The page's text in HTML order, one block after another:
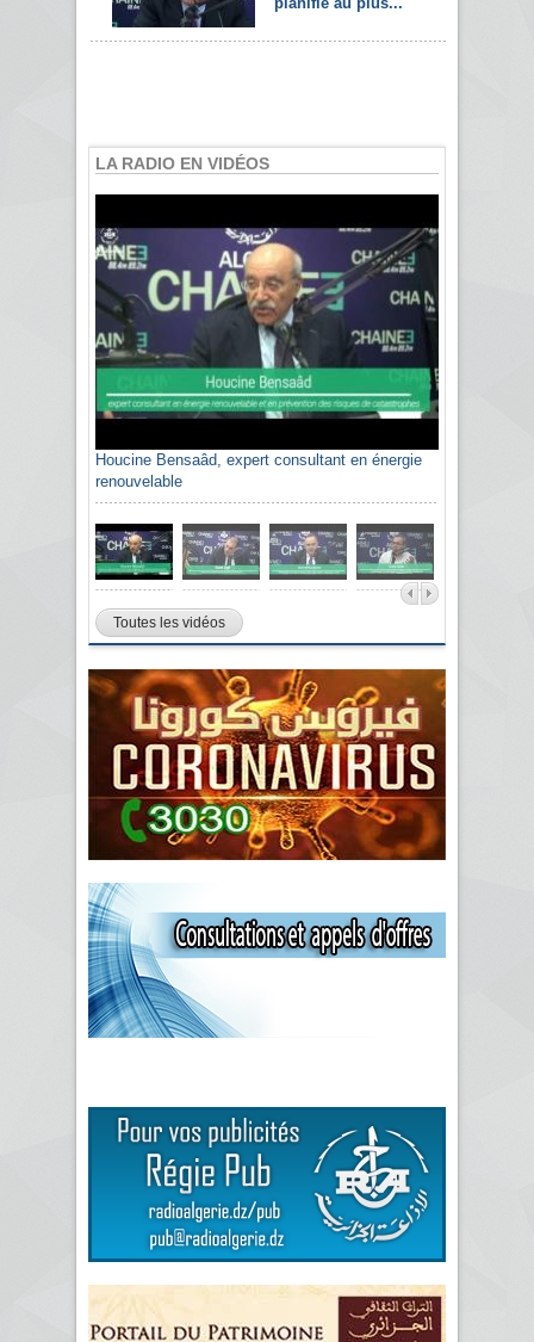
LA RADIO EN VIDÉOS
Houcine Bensaâd, expert consultant en énergie
renouvelable
Toutes les vidéos